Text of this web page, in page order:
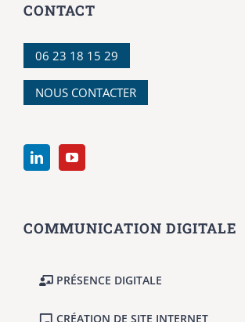
CONTACT
06 23 18 15 29
NOUS CONTACTER
COMMUNICATION DIGITALE
PRÉSENCE DIGITALE
CRÉATION DE SITE INTERNET